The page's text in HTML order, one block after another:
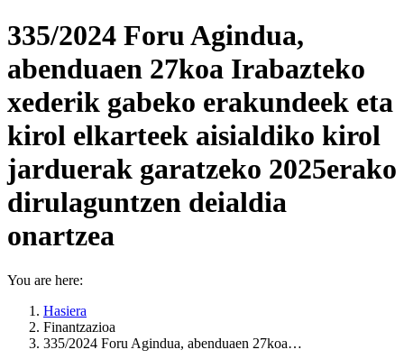
335/2024 Foru Agindua,
abenduaen 27koa Irabazteko
xederik gabeko erakundeek eta
kirol elkarteek aisialdiko kirol
jarduerak garatzeko 2025erako
dirulaguntzen deialdia
onartzea
You are here:
Hasiera
Finantzazioa
335/2024 Foru Agindua, abenduaen 27koa…